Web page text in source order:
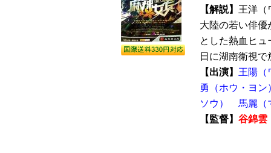
【解説】 王洋（
大陸の若い俳優
とした熱血ヒ
日に湖南衛視で
【出演】 王陽（
勇（ホウ・ヨン
ソウ）
馬麗（
【監督】 谷錦雲